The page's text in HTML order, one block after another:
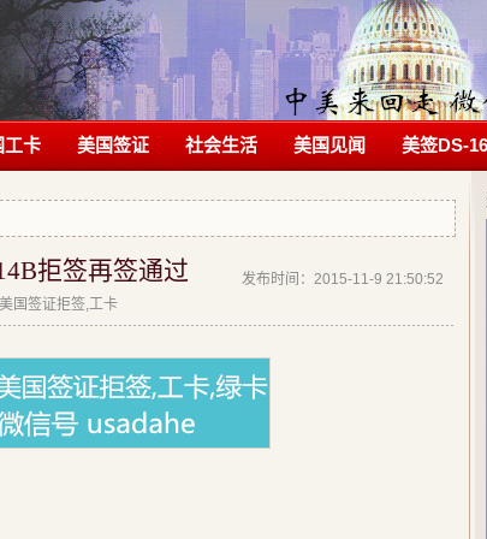
工卡 美国签证 社会生活 美国见闻 美签DS-
发布时间：2015-11-9 21:50:52
拒签再签通过
国签证拒签,工卡